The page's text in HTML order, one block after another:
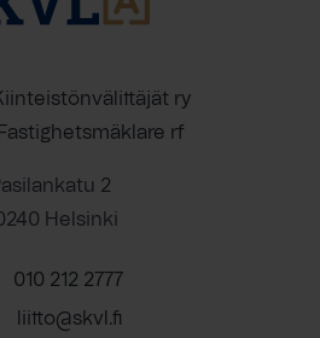
ry
rf
2
Helsinki
010 212 2777
liitto@skvl.fi